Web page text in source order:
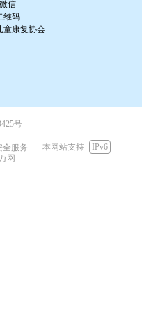
信
维码
童康复协会
号
全服务 本网站支持
IPv6
网